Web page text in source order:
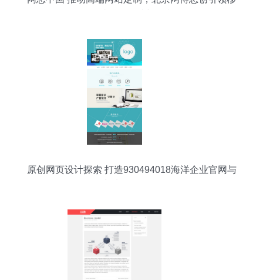
原创网页设计探索 打造930494018海洋企业官网与